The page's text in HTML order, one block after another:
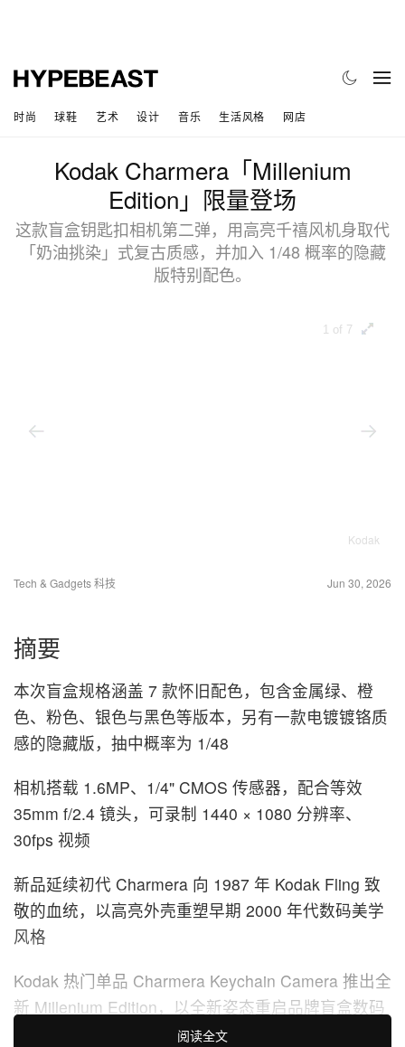
时尚 球鞋 艺术 设计 音乐 生活风格 网店
Kodak Charmera「Millenium
Edition」限量登场
这款盲盒钥匙扣相机第二弹，用高亮千禧风机身取代
「奶油挑染」式复古质感，并加入 1/48 概率的隐藏
版特别配色。
1 of 7
Kodak
Tech & Gadgets 科技 Jun 30, 2026
摘要
本次盲盒规格涵盖 7 款怀旧配色，包含金属绿、橙
色、粉色、银色与黑色等版本，另有一款电镀镀铬质
感的隐藏版，抽中概率为 1/48
相机搭载 1.6MP、1/4" CMOS 传感器，配合等效
35mm f/2.4 镜头，可录制 1440 × 1080 分辨率、
30fps 视频
新品延续初代 Charmera 向 1987 年 Kodak Fling 致
敬的血统，以高亮外壳重塑早期 2000 年代数码美学
风格
Kodak 热门单品 Charmera Keychain Camera 推出全
新 Millenium Edition，以全新姿态重启品牌盲盒数码
相机系列。机身外壳汲取 2000 年代初便携数码相机
阅读全文